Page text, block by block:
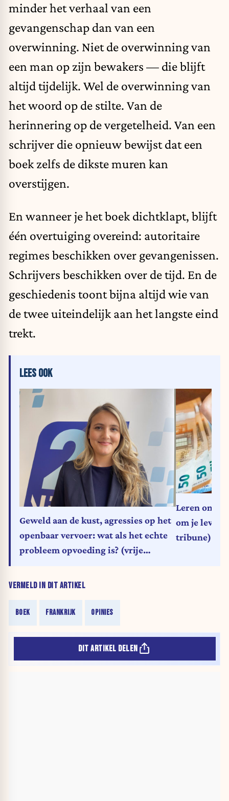
minder het verhaal van een
gevangenschap dan van een
overwinning. Niet de overwinning van
een man op zijn bewakers — die blijft
altijd tijdelijk. Wel de overwinning van
het woord op de stilte. Van de
herinnering op de vergetelheid. Van een
schrijver die opnieuw bewijst dat een
boek zelfs de dikste muren kan
overstijgen.
En wanneer je het boek dichtklapt, blijft
één overtuiging overeind: autoritaire
regimes beschikken over gevangenissen.
Schrijvers beschikken over de tijd. En de
geschiedenis toont bijna altijd wie van
de twee uiteindelijk aan het langste eind
trekt.
VERMELD IN DIT ARTIKEL
BOEK FRANKRIJK OPINIES
LEES OOK
Geweld aan de kust, agressies op het
openbaar vervoer: wat als het echte
probleem opvoeding is? (vrije
Leren
om je leven
tribune)
DIT ARTIKEL DELEN